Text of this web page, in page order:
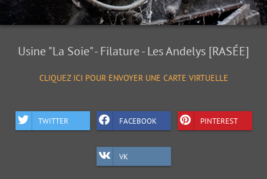
Usine "La Soie" - Filature - Les Andelys [RASÉE]
CLIQUEZ ICI POUR ENVOYER UNE CARTE VIRTUELLE
TWITTER FACEBOOK PINTEREST
VK